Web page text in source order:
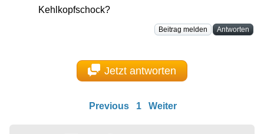
Kehlkopfschock?
Beitrag melden Antworten
Jetzt antworten
Previous 1 Weiter